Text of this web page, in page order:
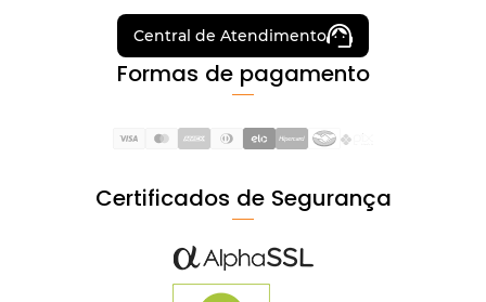
Central de Atendimento
Formas de pagamento
Certificados de Segurança